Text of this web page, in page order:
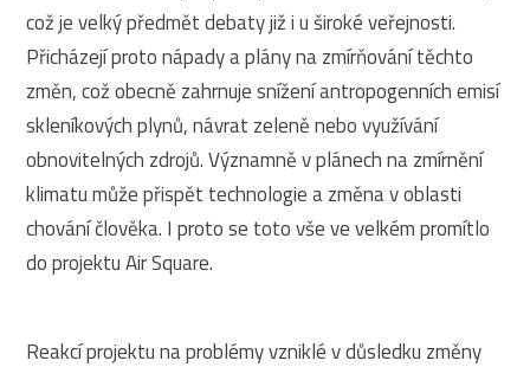
což je velký předmět debaty již i u široké veřejnosti.
Přicházejí proto nápady a plány na zmírňování těchto
změn, což obecně zahrnuje snížení antropogenních emisí
skleníkových plynů, návrat zeleně nebo využívání
obnovitelných zdrojů. Významně v plánech na zmírnění
klimatu může přispět technologie a změna v oblasti
chování člověka. I proto se toto vše ve velkém promítlo
do projektu Air Square.
Reakcí projektu na problémy vzniklé v důsledku změny